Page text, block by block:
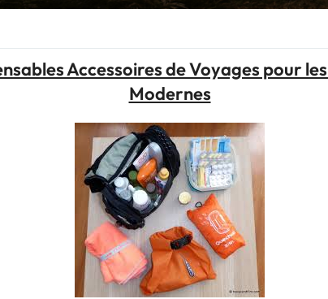
Accessoires de Voyages pour
Modernes